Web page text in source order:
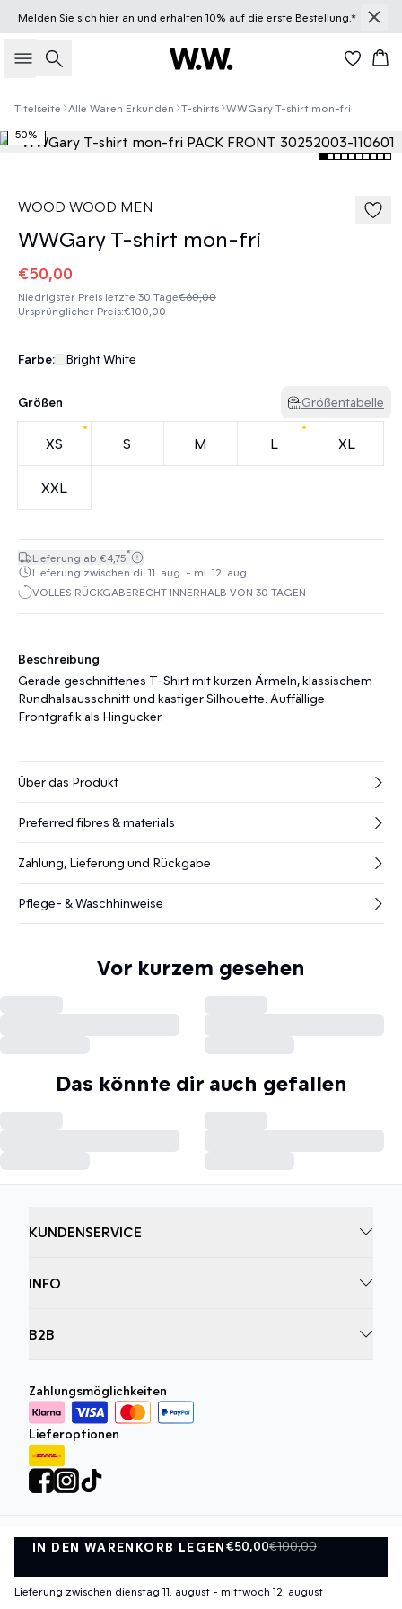
Melden Sie sich hieran und erhalten 10% auf die erste Bestellung.*
Suche
Titelseite Alle Waren Erkunden T-shirts WWGary T-shirt mon-fri
50%
WOOD WOOD MEN
WWGary T-shirt mon-fri
€50,00
Niedrigster Preis letzte 30 Tage€60,00
Ursprünglicher Preis:€100,00
Farbe: Bright White
Größen Größentabelle
XS S M L XL
XXL
Lieferung ab €4,75*
Lieferung zwischen di. 11. aug. - mi. 12. aug.
VOLLES RÜCKGABERECHT INNERHALB VON 30 TAGEN
IN DEN WARENKORB LEGEN€50,00€100,00
IN DEN WARENKORB LEGEN
Lieferung zwischen dienstag 11. august - mittwoch 12. august
Beschreibung
Gerade geschnittenes T-Shirt mit kurzen Ärmeln, klassischem
Rundhalsausschnitt und kastiger Silhouette. Auffällige
Frontgrafik als Hingucker.
Über das Produkt
Preferred fibres & materials
Zahlung, Lieferung und Rückgabe
Pflege- & Waschhinweise
Vor kurzem gesehen
Das könnte dir auch gefallen
KUNDENSERVICE
INFO
B2B
Zahlungsmöglichkeiten
Lieferoptionen
Datenschutzrichtlinie Geschäftsbedingungen
©DK Company Online GmbH2026